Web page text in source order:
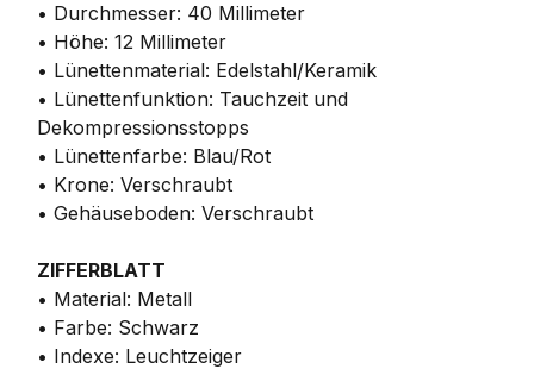
• Durchmesser: 40 Millimeter
• Höhe: 12 Millimeter
• Lünettenmaterial: Edelstahl/Keramik
• Lünettenfunktion: Tauchzeit und
Dekompressionsstopps
• Lünettenfarbe: Blau/Rot
• Krone: Verschraubt
• Gehäuseboden: Verschraubt
ZIFFERBLATT
• Material: Metall
• Farbe: Schwarz
• Indexe: Leuchtzeiger